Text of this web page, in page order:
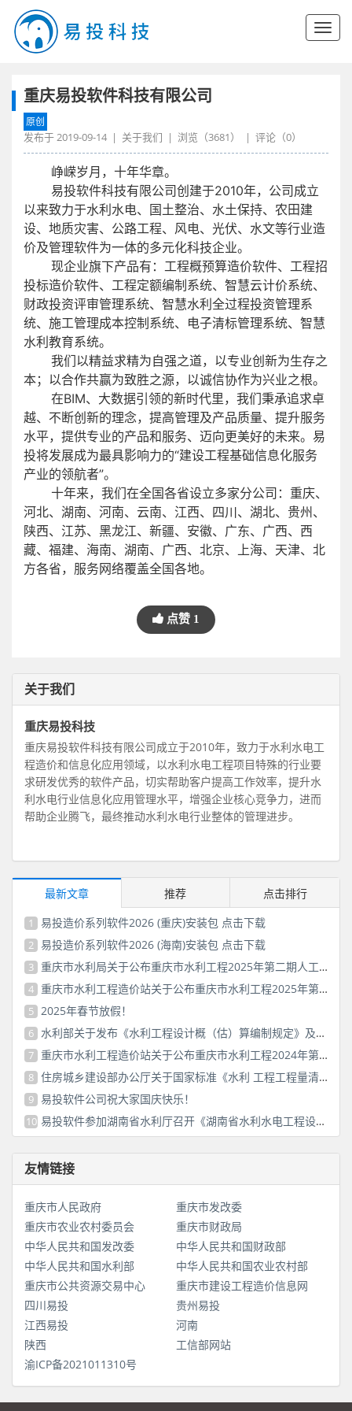
重庆易投软件科技有限公司
原创
发布于2019-09-14 | 关于我们 | 浏览（3681） | 评论（0）
峥嵘岁月，十年华章。
易投软件科技有限公司创建于2010年，公司成立
以来致力于水利水电、国土整治、水土保持、农田建
设、地质灾害、公路工程、风电、光伏、水文等行业造
价及管理软件为一体的多元化科技企业。
现企业旗下产品有：工程概预算造价软件、工程招
投标造价软件、工程定额编制系统、智慧云计价系统、
财政投资评审管理系统、智慧水利全过程投资管理系
统、施工管理成本控制系统、电子清标管理系统、智慧
水利教育系统。
我们以精益求精为自强之道，以专业创新为生存之
本；以合作共赢为致胜之源，以诚信协作为兴业之根。
在BIM、大数据引领的新时代里，我们秉承追求卓
越、不断创新的理念，提高管理及产品质量、提升服务
水平，提供专业的产品和服务、迈向更美好的未来。易
投将发展成为最具影响力的“建设工程基础信息化服务
产业的领航者”。
十年来，我们在全国各省设立多家分公司：重庆、
河北、湖南、河南、云南、江西、四川、湖北、贵州、
陕西、江苏、黑龙江、新疆、安徽、广东、广西、西
藏、福建、海南、湖南、广西、北京、上海、天津、北
方各省，服务网络覆盖全国各地。
点赞 1
关于我们
重庆易投科技
重庆易投软件科技有限公司成立于2010年，致力于水利水电工
程造价和信息化应用领域，以水利水电工程项目特殊的行业要
求研发优秀的软件产品，切实帮助客户提高工作效率，提升水
利水电行业信息化应用管理水平，增强企业核心竞争力，进而
帮助企业腾飞，最终推动水利水电行业整体的管理进步。
最新文章 推荐 点击排行
1 易投造价系列软件2026 (重庆)安装包 点击下载
2 易投造价系列软件2026 (海南)安装包 点击下载
3 重庆市水利局关于公布重庆市水利工程2025年第二期人工费价格信息的公告
4 重庆市水利工程造价站关于公布重庆市水利工程2025年第一期人工费价格信息的通知
5 2025年春节放假！
6 水利部关于发布《水利工程设计概（估）算编制规定》及水利工程系列定额的通知
7 重庆市水利工程造价站关于公布重庆市水利工程2024年第二期人工费价格信息的通知
8 住房城乡建设部办公厅关于国家标准《水利 工程工程量清单计价标准（征求意见稿）》 公开征求意见的通知
9 易投软件公司祝大家国庆快乐！
10 易投软件参加湖南省水利厅召开《湖南省水利水电工程设计概（估）算编制规定》（2025版）咨询会议
友情链接
重庆市人民政府
重庆市发改委
重庆市农业农村委员会
重庆市财政局
中华人民共和国发改委
中华人民共和国财政部
中华人民共和国水利部
中华人民共和国农业农村部
重庆市公共资源交易中心
重庆市建设工程造价信息网
四川易投
贵州易投
江西易投
河南
陕西
工信部网站
渝ICP备2021011310号